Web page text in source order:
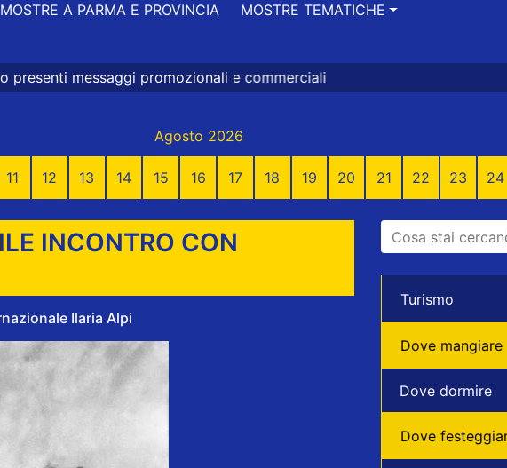
MOSTRE A PARMA E PROVINCIA MOSTRE TEMATICHE
e commerciali
Agosto 2026
11 12 13 14 15 16 17 18 19 20 21 22 23 24
INCONTRO CON
Ilaria Alpi
Turismo
Dove mangiare
Dove dormire
Dove